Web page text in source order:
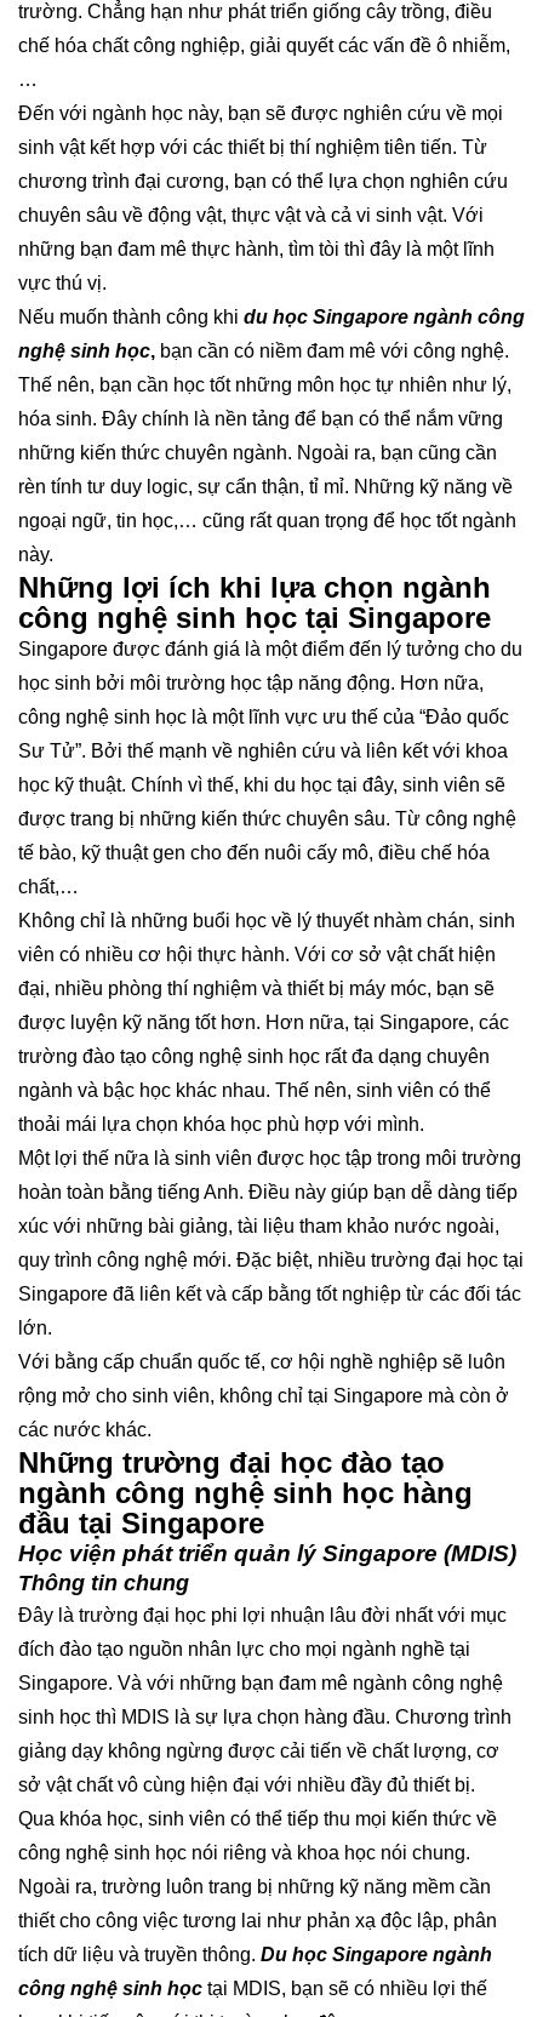
trường. Chẳng hạn như phát triển giống cây trồng, điều
chế hóa chất công nghiệp, giải quyết các vấn đề ô nhiễm,
…
Đến với ngành học này, bạn sẽ được nghiên cứu về mọi
sinh vật kết hợp với các thiết bị thí nghiệm tiên tiến. Từ
chương trình đại cương, bạn có thể lựa chọn nghiên cứu
chuyên sâu về động vật, thực vật và cả vi sinh vật. Với
những bạn đam mê thực hành, tìm tòi thì đây là một lĩnh
vực thú vị.
Nếu muốn thành công khi du học Singapore ngành công
nghệ sinh học, bạn cần có niềm đam mê với công nghệ.
Thế nên, bạn cần học tốt những môn học tự nhiên như lý,
hóa sinh. Đây chính là nền tảng để bạn có thể nắm vững
những kiến thức chuyên ngành. Ngoài ra, bạn cũng cần
rèn tính tư duy logic, sự cẩn thận, tỉ mỉ. Những kỹ năng về
ngoại ngữ, tin học,… cũng rất quan trọng để học tốt ngành
này.
Những lợi ích khi lựa chọn ngành
công nghệ sinh học tại Singapore
Singapore được đánh giá là một điểm đến lý tưởng cho du
học sinh bởi môi trường học tập năng động. Hơn nữa,
công nghệ sinh học là một lĩnh vực ưu thế của “Đảo quốc
Sư Tử”. Bởi thế mạnh về nghiên cứu và liên kết với khoa
học kỹ thuật. Chính vì thế, khi du học tại đây, sinh viên sẽ
được trang bị những kiến thức chuyên sâu. Từ công nghệ
tế bào, kỹ thuật gen cho đến nuôi cấy mô, điều chế hóa
chất,…
Không chỉ là những buổi học về lý thuyết nhàm chán, sinh
viên có nhiều cơ hội thực hành. Với cơ sở vật chất hiện
đại, nhiều phòng thí nghiệm và thiết bị máy móc, bạn sẽ
được luyện kỹ năng tốt hơn. Hơn nữa, tại Singapore, các
trường đào tạo công nghệ sinh học rất đa dạng chuyên
ngành và bậc học khác nhau. Thế nên, sinh viên có thể
thoải mái lựa chọn khóa học phù hợp với mình.
Một lợi thế nữa là sinh viên được học tập trong môi trường
hoàn toàn bằng tiếng Anh. Điều này giúp bạn dễ dàng tiếp
xúc với những bài giảng, tài liệu tham khảo nước ngoài,
quy trình công nghệ mới. Đặc biệt, nhiều trường đại học tại
Singapore đã liên kết và cấp bằng tốt nghiệp từ các đối tác
lớn.
Với bằng cấp chuẩn quốc tế, cơ hội nghề nghiệp sẽ luôn
rộng mở cho sinh viên, không chỉ tại Singapore mà còn ở
các nước khác.
Những trường đại học đào tạo
ngành công nghệ sinh học hàng
đầu tại Singapore
Học viện phát triển quản lý Singapore (MDIS)
Thông tin chung
Đây là trường đại học phi lợi nhuận lâu đời nhất với mục
đích đào tạo nguồn nhân lực cho mọi ngành nghề tại
Singapore. Và với những bạn đam mê ngành công nghệ
sinh học thì MDIS là sự lựa chọn hàng đầu. Chương trình
giảng dạy không ngừng được cải tiến về chất lượng, cơ
sở vật chất vô cùng hiện đại với nhiều đầy đủ thiết bị.
Qua khóa học, sinh viên có thể tiếp thu mọi kiến thức về
công nghệ sinh học nói riêng và khoa học nói chung.
Ngoài ra, trường luôn trang bị những kỹ năng mềm cần
thiết cho công việc tương lai như phản xạ độc lập, phân
tích dữ liệu và truyền thông. Du học Singapore ngành
công nghệ sinh học tại MDIS, bạn sẽ có nhiều lợi thế